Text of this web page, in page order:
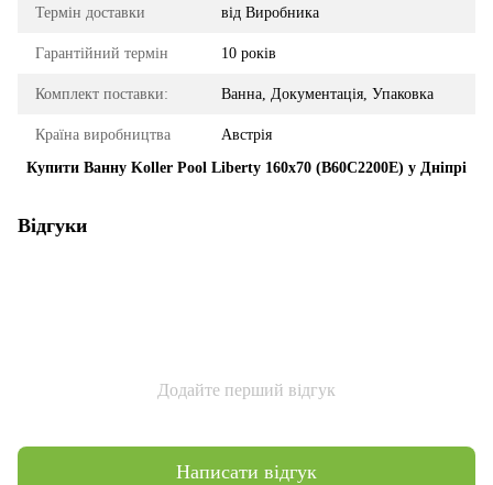
Термін доставки від Виробника
Гарантійний термін 10 років
Комплект поставки: Ванна, Документація, Упаковка
Країна виробництва
Австрія
Купити Ванну Koller Pool Liberty 160x70 (B60C2200E) у Дніпрі
Відгуки
Додайте перший відгук
Написати відгук